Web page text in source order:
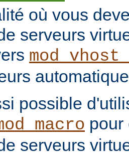
où vous
serveurs
possible
pour
serveurs